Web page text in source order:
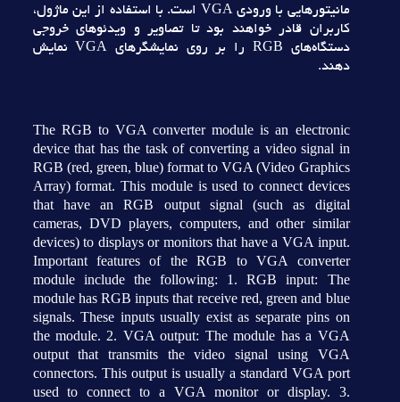
مانيتورهايي با ورودي VGA است. با استفاده از اين ماژول،
کاربران قادر خواهند بود تا تصاوير و ويدئوهاي خروجي
دستگاه‌هاي RGB را بر روي نمايشگرهاي VGA نمايش
دهند.
The RGB to VGA converter module is an electronic
device that has the task of converting a video signal in
RGB (red, green, blue) format to VGA (Video Graphics
Array) format. This module is used to connect devices
that have an RGB output signal (such as digital
cameras, DVD players, computers, and other similar
devices) to displays or monitors that have a VGA input.
Important features of the RGB to VGA converter
module include the following: 1. RGB input: The
module has RGB inputs that receive red, green and blue
signals. These inputs usually exist as separate pins on
the module. 2. VGA output: The module has a VGA
output that transmits the video signal using VGA
connectors. This output is usually a standard VGA port
used to connect to a VGA monitor or display. 3.